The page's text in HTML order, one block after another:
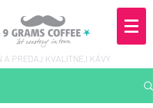
A PREDAJ KVALITNEJ KÁVY